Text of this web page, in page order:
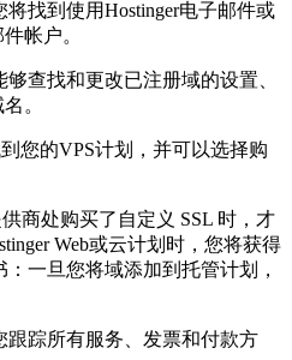
找到使用Hostinger电子邮件或
帐户。
查找和更改已注册域的设置、
。
您的VPS计划，并可以选择购
商处购买了自定义 SSL 时，才
Web或云计划时，您将获得
一旦您将域添加到托管计划，
跟踪所有服务、发票和付款方